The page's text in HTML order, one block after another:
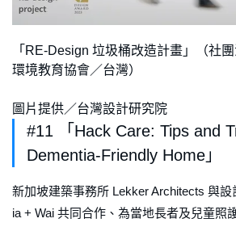
「RE-Design 垃圾桶改造計畫」（社
環境教育協會／台灣）
圖片提供／台灣設計研究院
#11 「Hack Care: Tips and
Dementia-Friendly Home」
新加坡建築事務所 Lekker Architects 與
ia + Wai 共同合作、為當地長者及兒童照